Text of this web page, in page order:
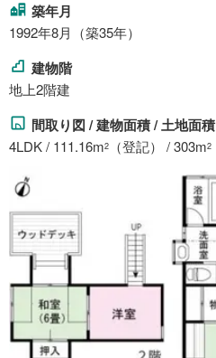
築年月
1992年8月（築35年）
建物階
地上2階建
間取り図 / 建物面積 / 土地面積
4LDK / 111.16m2 （登記） / 303m2